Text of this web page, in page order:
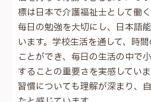
標は日本で介護福祉士として働
毎日の勉強を大切にし、日本語
います。学校生活を通して、時
ことができ、毎日の生活の中で
することの重要さを実感してい
習慣についても理解が深まり、